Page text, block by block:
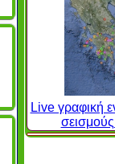
Live γραφική